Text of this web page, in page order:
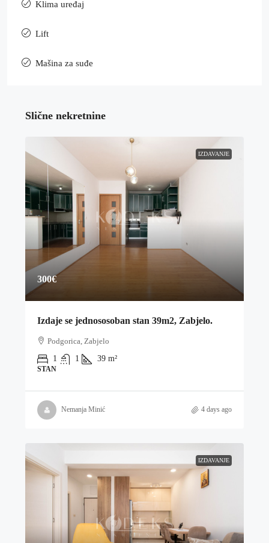
Klima uređaj
Lift
Mašina za suđe
Slične nekretnine
IZDAVANJE
300€
Izdaje se jednososoban stan 39m2, Zabjelo.
Podgorica, Zabjelo
1
1 39 m²
STAN
Nemanja Minić 4 days ago
IZDAVANJE